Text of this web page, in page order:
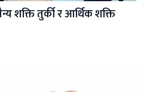
शक्ति तुर्की र आर्थिक शक्ति